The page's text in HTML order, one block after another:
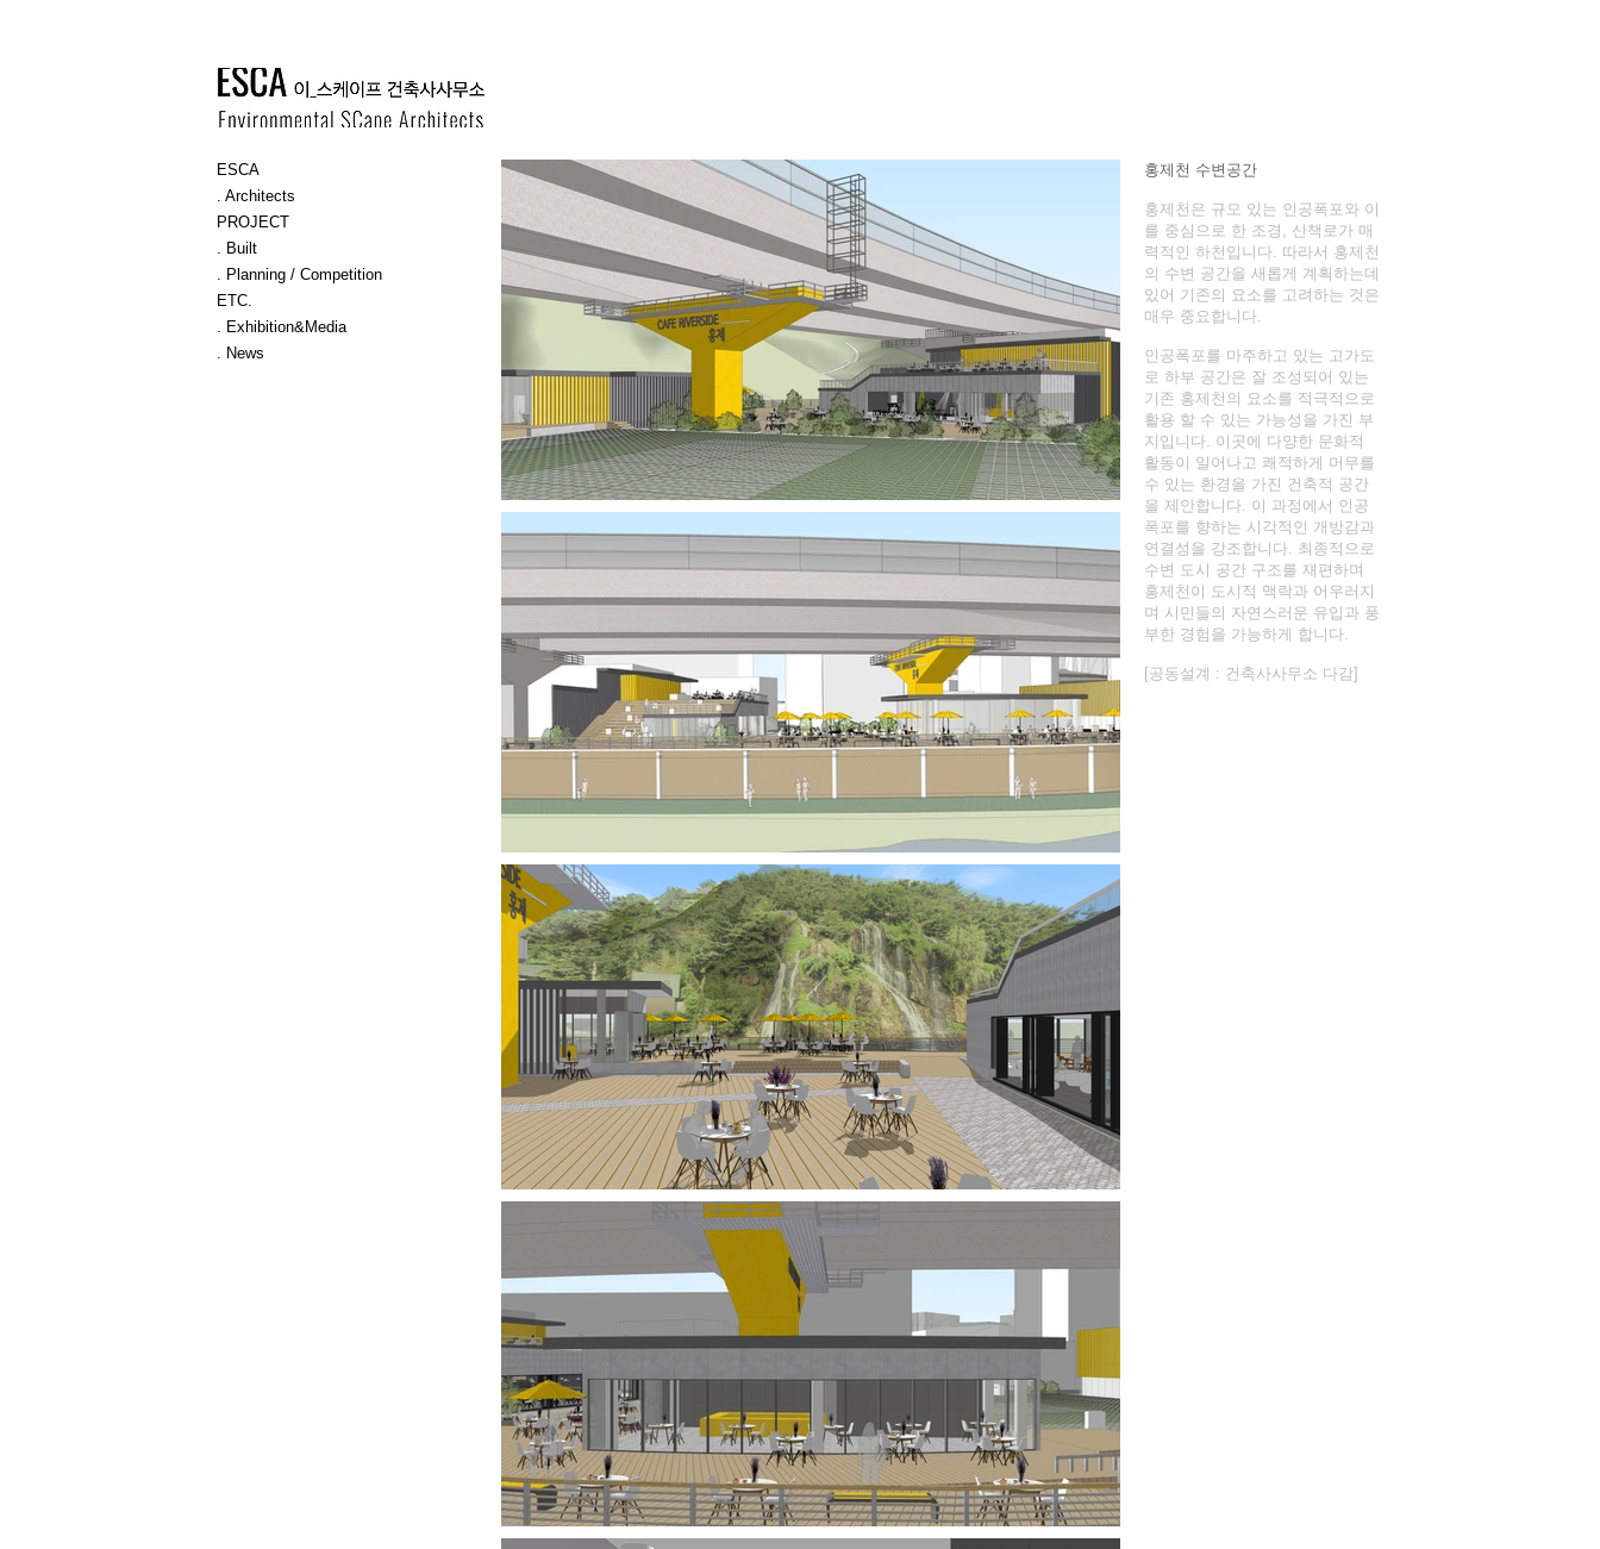
홍제천 수변공간
홍제천은 규모 있는 인공폭포와 이
를 중심으로 한 조경, 산책로가 매
력적인 하천입니다. 따라서 홍제천
의 수변 공간을 새롭게 계획하는데
있어 기존의 요소를 고려하는 것은
매우 중요합니다.
인공폭포를 마주하고 있는 고가도
로 하부 공간은 잘 조성되어 있는
기존 홍제천의 요소를 적극적으로
활용 할 수 있는 가능성을 가진 부
지입니다. 이곳에 다양한 문화적
활동이 일어나고 쾌적하게 머무를
수 있는 환경을 가진 건축적 공간
을 제안합니다. 이 과정에서 인공
폭포를 향하는 시각적인 개방감과
연결성을 강조합니다. 최종적으로
수변 도시 공간 구조를 재편하며
홍제천이 도시적 맥락과 어우러지
며 시민들의 자연스러운 유입과 풍
부한 경험을 가능하게 합니다.
[공동설계 : 건축사사무소 다감]
ESCA
. Architects
PROJECT
. Built
. Planning / Competition
ETC.
. Exhibition&Media
. News